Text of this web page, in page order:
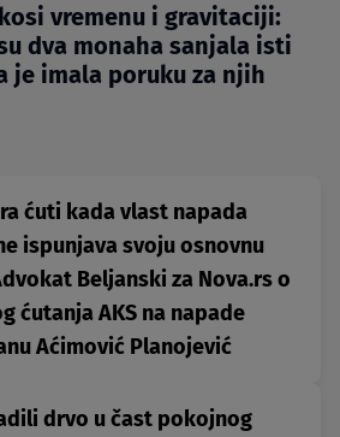
vremenu i gravitaciji:
dva monaha sanjala isti
je imala poruku za njih
ćuti kada vlast napada
ispunjava svoju osnovnu
Beljanski za Nova.rs o
ćutanja AKS na napade
Aćimović Planojević
drvo u čast pokojnog